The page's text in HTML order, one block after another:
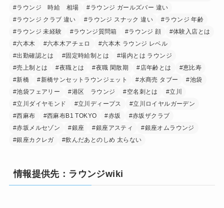
#ラウンジ 時給 相場
#ラウンジ ガールズバー 違い
#ラウンジ クラブ 違い
#ラウンジ スナック 違い
#ラウンジ 年齢
#ラウンジ 未経験
#ラウンジ質問箱 #ラウンジ 顔
#体験入店とは
#六本木
#六本木アチェロ
#六本木 ラウンジ レベル
#出勤確認とは
#固定時給制とは
#場内とは ラウンジ
#売上制とは
#夜職とは #夜職 閑散期 #店年齢とは
#恵比寿
#新橋
#新橋サンセットラウンジェット #水商売 タブー
#池袋
#池袋フェアリー
#港区 ラウンジ #空名刺とは
#立川
#立川ダイヤモンド
#立川ディープス
#立川ロイヤルガーデン
#西麻布
#西麻布B1 TOKYO #赤坂
#赤坂ザクラブ
#赤坂メルセゾン
#銀座 #銀座アスティ
#銀座オムラウンジ
#銀座カクレガ
#飲んだあとのしめ 太らない
情報提供先：ラウンジwiki